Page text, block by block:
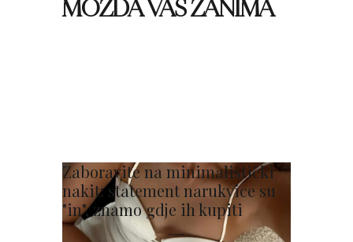
MOŽDA VAS ZANIMA
Zaboravite na minimalistički
nakit: statement narukvice su
"in", znamo gdje ih kupiti